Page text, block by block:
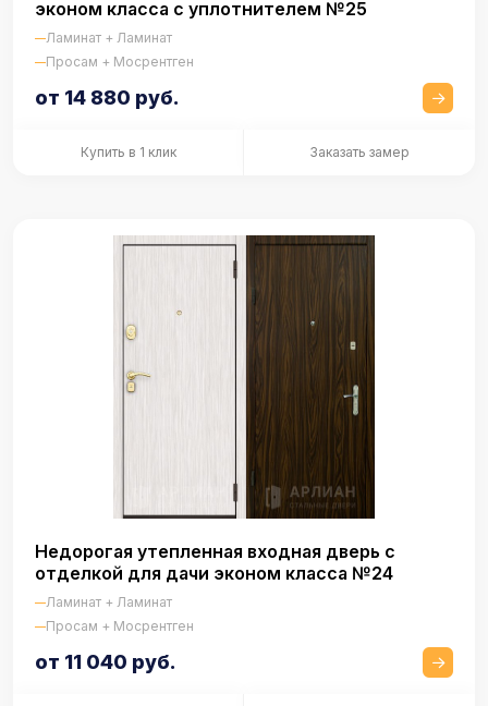
эконом класса с уплотнителем №25
Ламинат + Ламинат
Просам + Мосрентген
от 14 880 руб.
Купить в 1 клик Заказать замер
Недорогая утепленная входная дверь с
отделкой для дачи эконом класса №24
Ламинат + Ламинат
Просам + Мосрентген
от 11 040 руб.